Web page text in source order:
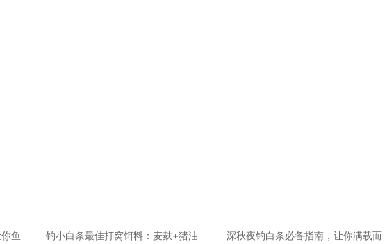
鱼
钓小白条最佳打窝饵料：麦麸+猪油
深秋夜钓白条必备指南，让你满载而